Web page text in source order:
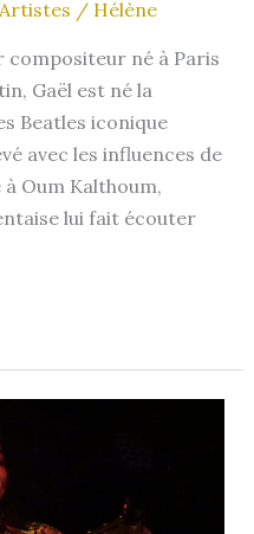
Artistes / Hélène
compositeur né à Paris
Gaël est né la
Beatles iconique
avec les influences de
Oum Kalthoum,
lui fait écouter